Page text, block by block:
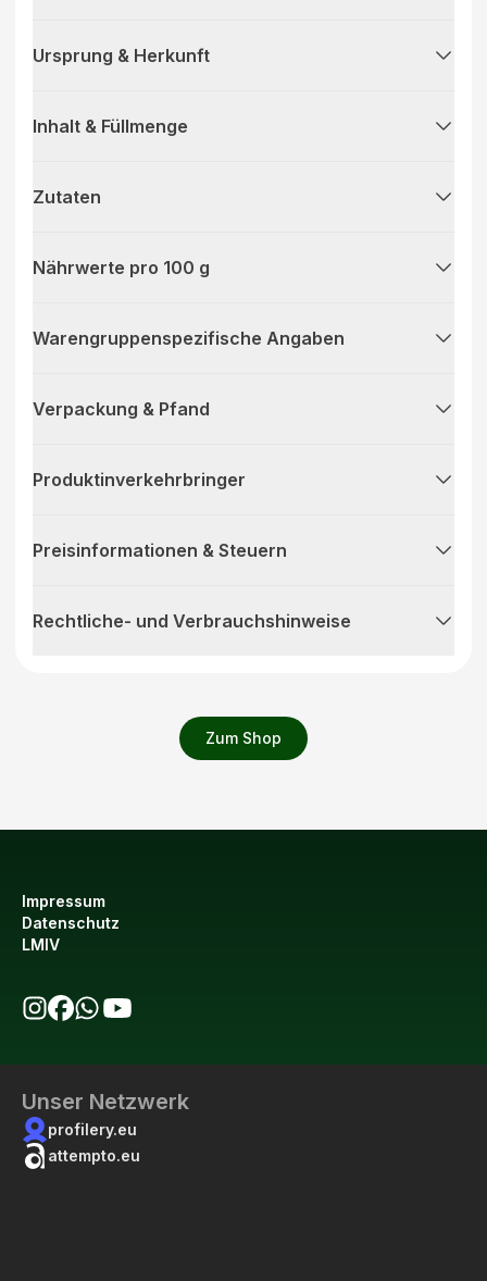
Zum Shop
Ursprung & Herkunft
Inhalt & Füllmenge
Zutaten
Nährwerte pro 100 g
Warengruppenspezifische Angaben
Verpackung & Pfand
Produktinverkehrbringer
Preisinformationen & Steuern
Rechtliche- und Verbrauchshinweise
Impressum
Datenschutz
LMIV
Unser Netzwerk
profilery.eu
attempto.eu